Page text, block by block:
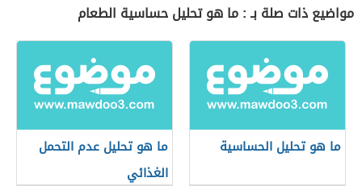
مواضيع ذات صلة بـ : ما هو تحليل حساسية الطعام
ما هو تحليل الحساسية
ما هو تحليل عدم التحمل
الغذائي